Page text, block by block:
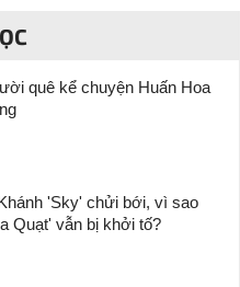
quê kể chuyện Huấn Hoa
'Sky' chửi bới, vì sao
Quạt' vẫn bị khởi tố?